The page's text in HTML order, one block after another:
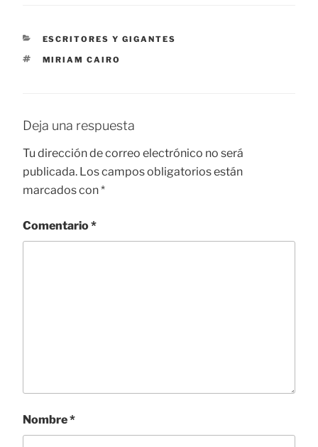
CATEGORÍAS
ESCRITORES Y GIGANTES
ETIQUETAS
MIRIAM CAIRO
Deja una respuesta
Tu dirección de correo electrónico no será
publicada. Los campos obligatorios están
marcados con*
Comentario*
Nombre*